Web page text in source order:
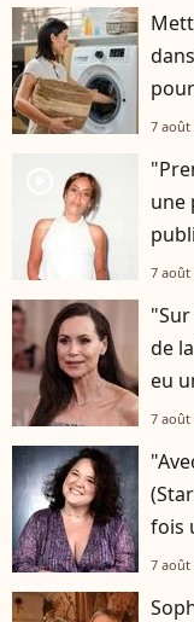
7 août
une
7 août
de
eu
7 août
fois
7 août